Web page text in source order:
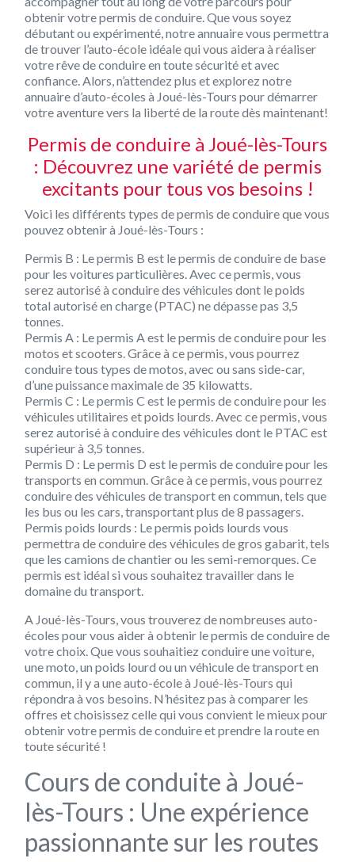
obtenir votre permis de conduire. Que vous soyez
débutant ou expérimenté, notre annuaire vous permettra
de trouver l’auto-école idéale qui vous aidera à réaliser
votre rêve de conduire en toute sécurité et avec
confiance. Alors, n’attendez plus et explorez notre
annuaire d’auto-écoles à Joué-lès-Tours pour démarrer
votre aventure vers la liberté de la route dès maintenant!
Permis de conduire à Joué-lès-Tours
: Découvrez une variété de permis
excitants pour tous vos besoins !
Voici les différents types de permis de conduire que vous
pouvez obtenir à Joué-lès-Tours :
Permis B : Le permis B est le permis de conduire de base
pour les voitures particulières. Avec ce permis, vous
serez autorisé à conduire des véhicules dont le poids
total autorisé en charge (PTAC) ne dépasse pas 3,5
tonnes.
Permis A : Le permis A est le permis de conduire pour les
motos et scooters. Grâce à ce permis, vous pourrez
conduire tous types de motos, avec ou sans side-car,
d’une puissance maximale de 35 kilowatts.
Permis C : Le permis C est le permis de conduire pour les
véhicules utilitaires et poids lourds. Avec ce permis, vous
serez autorisé à conduire des véhicules dont le PTAC est
supérieur à 3,5 tonnes.
Permis D : Le permis D est le permis de conduire pour les
transports en commun. Grâce à ce permis, vous pourrez
conduire des véhicules de transport en commun, tels que
les bus ou les cars, transportant plus de 8 passagers.
Permis poids lourds : Le permis poids lourds vous
permettra de conduire des véhicules de gros gabarit, tels
que les camions de chantier ou les semi-remorques. Ce
permis est idéal si vous souhaitez travailler dans le
domaine du transport.
A Joué-lès-Tours, vous trouverez de nombreuses auto-
écoles pour vous aider à obtenir le permis de conduire de
votre choix. Que vous souhaitiez conduire une voiture,
une moto, un poids lourd ou un véhicule de transport en
commun, il y a une auto-école à Joué-lès-Tours qui
répondra à vos besoins. N’hésitez pas à comparer les
offres et choisissez celle qui vous convient le mieux pour
obtenir votre permis de conduire et prendre la route en
toute sécurité !
Cours de conduite à Joué-
lès-Tours : Une expérience
passionnante sur les routes